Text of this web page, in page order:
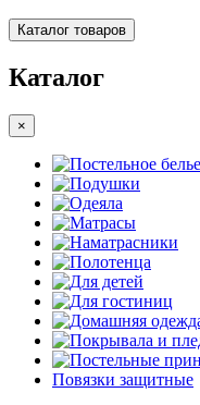
Каталог товаров
Каталог
×
Постельное белье
Подушки
Одеяла
Матрасы
Наматрасники
Полотенца
Для детей
Для гостиниц
Домашняя
Покрывала и
Постельные
Повязки защитные